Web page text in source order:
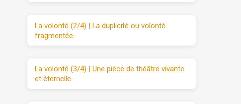
La volonté (2/4) | La duplicité ou volonté
fragmentée
La volonté (3/4) | Une pièce de théâtre vivante
et éternelle